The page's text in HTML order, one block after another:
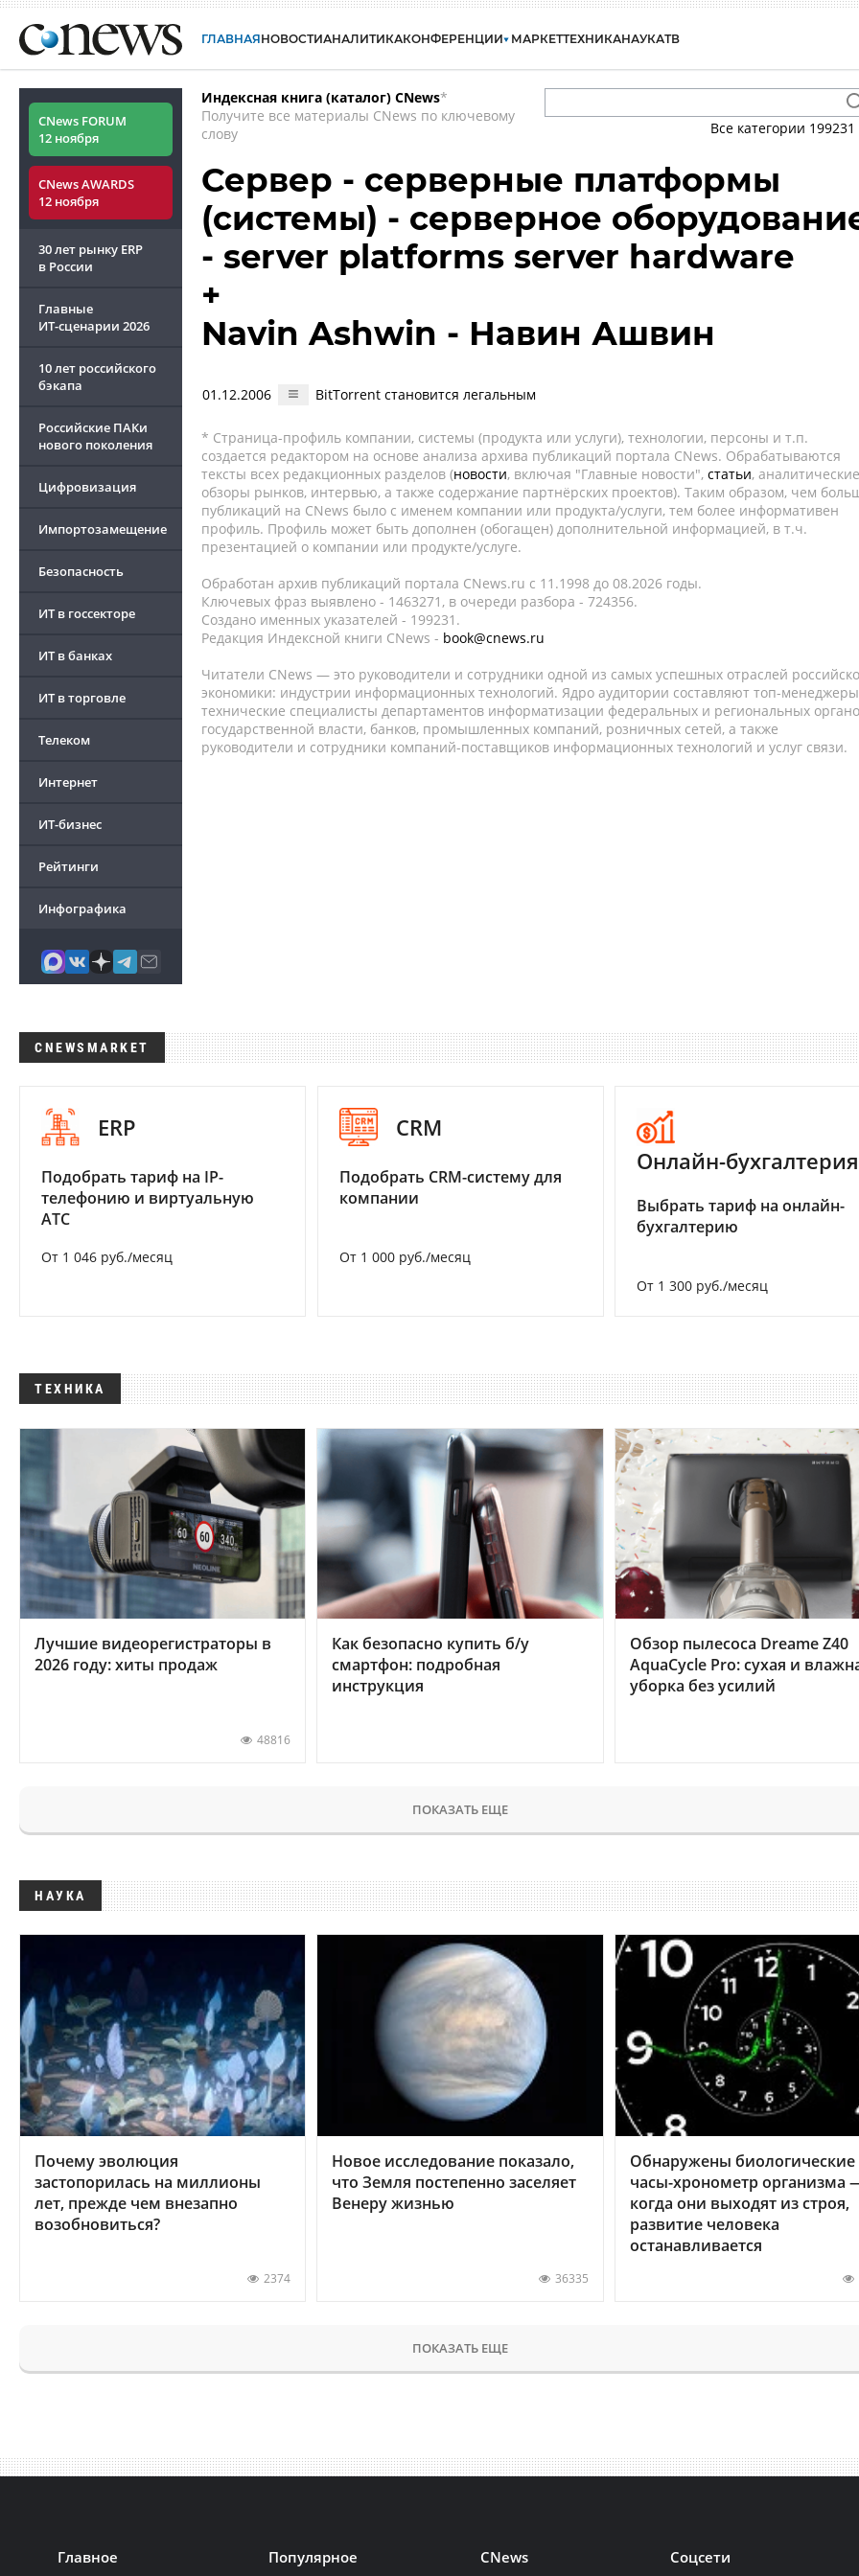
ГЛАВНАЯНОВОСТИАНАЛИТИКАКОНФЕРЕНЦИИ МАРКЕТТЕХНИКАНАУКАТВ
CNews FORUM
12 ноября
CNews AWARDS
12 ноября
30 лет рынку ERP
в России
Главные
ИТ-сценарии 2026
10 лет российского
бэкапа
Российские ПАКи
нового поколения
Цифровизация
Импортозамещение
Безопасность
ИТ в госсекторе
ИТ в банках
ИТ в торговле
Телеком
Интернет
ИТ-бизнес
Рейтинги
Инфографика
Индексная книга (каталог) CNews*
Получите все материалы CNews по ключевому
слову
Все категории 199231
Сервер - серверные платформы
(системы) - серверное
- server platforms server hardware
+
Navin Ashwin - Навин Ашвин
01.12.2006 BitTorrent становится легальным
* Страница-профиль компании, системы (продукта или услуги), технологии, персоны и т.п.
создается редактором на основе анализа архива публикаций портала CNews. Обрабатываются
тексты всех редакционных разделов (новости, включая "Главные новости", статьи, аналитические
обзоры рынков, интервью, а также содержание партнёрских проектов). Таким образом, чем
публикаций на CNews было с именем компании или продукта/услуги, тем более информативен
профиль. Профиль может быть дополнен (обогащен) дополнительной информацией, в т.ч.
презентацией о компании или продукте/услуге.
Обработан архив публикаций портала CNews.ru c 11.1998 до 08.2026 годы.
Ключевых фраз выявлено - 1463271, в очереди разбора - 724356.
Создано именных указателей - 199231.
Редакция Индексной книги CNews - book@cnews.ru
Читатели CNews — это руководители и сотрудники одной из самых успешных отраслей
экономики: индустрии информационных технологий. Ядро аудитории составляют топ-
технические специалисты департаментов информатизации федеральных и региональных
государственной власти, банков, промышленных компаний, розничных сетей, а также
руководители и сотрудники компаний-поставщиков информационных технологий и услуг связи.
CNEWSMARKET
ERP
Подобрать тариф на IP-
телефонию и виртуальную
АТС
От 1 046 руб./месяц
CRM
Подобрать CRM-систему для
компании
От 1 000 руб./месяц
Онлайн-бухгалтерия
Выбрать тариф на онлайн-
бухгалтерию
От 1 300 руб./месяц
ТЕХНИКА
Лучшие видеорегистраторы в
2026 году: хиты продаж
48816
Как безопасно купить б/у
смартфон: подробная
инструкция
Обзор пылесоса Dreame Z40
AquaCycle Pro: сухая и
уборка без усилий
ПОКАЗАТЬ ЕЩЕ
НАУКА
Почему эволюция
застопорилась на миллионы
лет, прежде чем внезапно
возобновиться?
2374
Новое исследование показало,
что Земля постепенно заселяет
Венеру жизнью
36335
Обнаружены биологические
часы-хронометр организма
когда они выходят из строя,
развитие человека
останавливается
ПОКАЗАТЬ ЕЩЕ
Главное Популярное CNews Соцсети